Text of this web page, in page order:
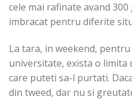
cele mai rafinate avand
imbracat pentru diferite
La tara, in weekend,
universitate, exista o limita
care puteti sa-l purtati.
din tweed, dar nu si